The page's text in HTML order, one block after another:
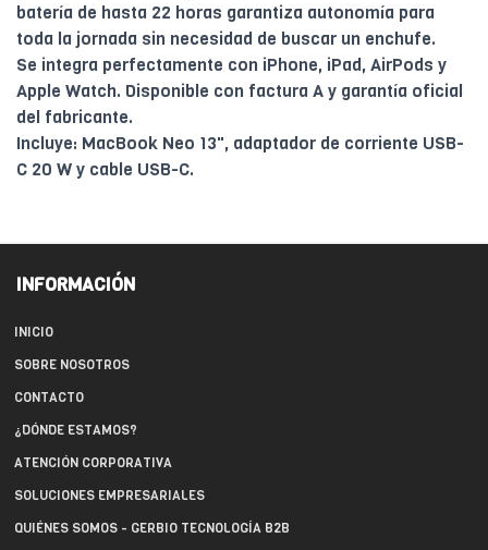
batería de hasta 22 horas garantiza autonomía para
toda la jornada sin necesidad de buscar un enchufe.
Se integra perfectamente con iPhone, iPad, AirPods y
Apple Watch. Disponible con factura A y garantía oficial
del fabricante.
Incluye: MacBook Neo 13", adaptador de corriente USB-
C 20 W y cable USB-C.
INFORMACIÓN
INICIO
SOBRE NOSOTROS
CONTACTO
¿DÓNDE ESTAMOS?
ATENCIÓN CORPORATIVA
SOLUCIONES EMPRESARIALES
QUIÉNES SOMOS - GERBIO TECNOLOGÍA B2B